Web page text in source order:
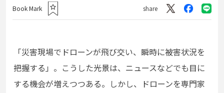
Book Mark share
「災害現場でドローンが飛び交い、瞬時に被害状況を
把握する」。こうした光景は、ニュースなどでも目に
する機会が増えつつある。しかし、ドローンを専門家